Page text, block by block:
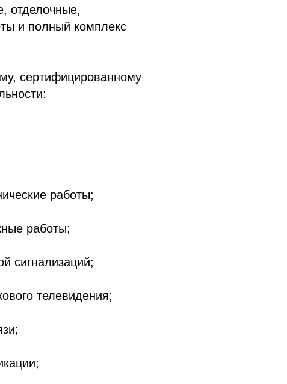
отделочные,
и полный комплекс
сертифицированному
работы;
работы;
сигнализаций;
телевидения;